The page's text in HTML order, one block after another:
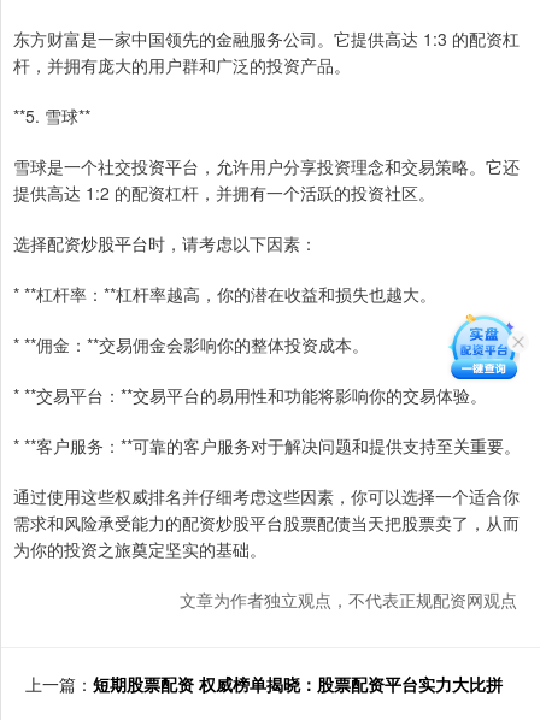
东方财富是一家中国领先的金融服务公司。它提供高达 1:3 的配资杠
杆，并拥有庞大的用户群和广泛的投资产品。
**5. 雪球**
雪球是一个社交投资平台，允许用户分享投资理念和交易策略。它还
提供高达 1:2 的配资杠杆，并拥有一个活跃的投资社区。
选择配资炒股平台时，请考虑以下因素：
* **杠杆率：**杠杆率越高，你的潜在收益和损失也越大。
* **佣金：**交易佣金会影响你的整体投资成本。
* **交易平台：**交易平台的易用性和功能将影响你的交易体验。
* **客户服务：**可靠的客户服务对于解决问题和提供支持至关重要。
通过使用这些权威排名并仔细考虑这些因素，你可以选择一个适合你
需求和风险承受能力的配资炒股平台股票配债当天把股票卖了，从而
为你的投资之旅奠定坚实的基础。
文章为作者独立观点，不代表正规配资网观点
上一篇： 短期股票配资 权威榜单揭晓：股票配资平台实力大比拼